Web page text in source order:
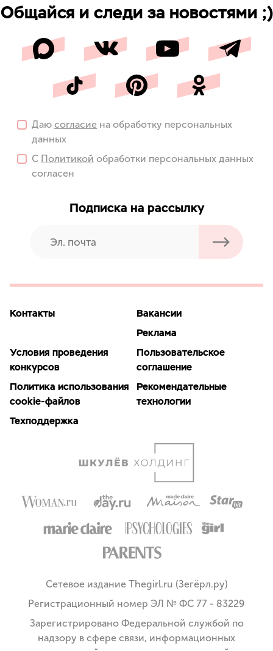
Общайся и следи за новостями ;)
Даю согласие на обработку персональных
данных
С Политикой обработки персональных данных
согласен
Подписка на рассылку
Контакты
Вакансии
Реклама
Условия проведения
конкурсов
Пользовательское
соглашение
Политика использования
cookie-файлов
Рекомендательные
технологии
Техподдержка
Сетевое издание Thegirl.ru (Зегёрл.ру)
Регистрационный номер ЭЛ № ФС 77 - 83229
Зарегистрировано Федеральной службой по
надзору в сфере связи, информационных